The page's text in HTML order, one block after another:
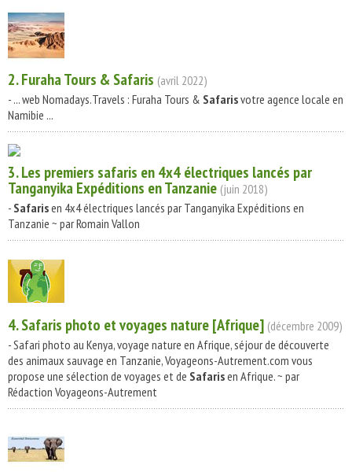
2. Furaha Tours &Safaris (avril 2022)
- ... web Nomadays.Travels : Furaha Tours & Safarisvotre agence locale en
Namibie ...
3. Les premiers safaris en 4x4 électriques lancés par
Tanganyika Expéditions en Tanzanie (juin 2018)
- Safarisen 4x4 électriques lancés par Tanganyika Expéditions en
Tanzanie ~ par Romain Vallon
4.Safaris photo et voyages nature [Afrique] (décembre 2009)
- Safari photo au Kenya, voyage nature en Afrique, séjour de découverte
des animaux sauvage en Tanzanie, Voyageons-Autrement.com vous
propose une sélection de voyages et de Safarisen Afrique. ~ par
Rédaction Voyageons-Autrement